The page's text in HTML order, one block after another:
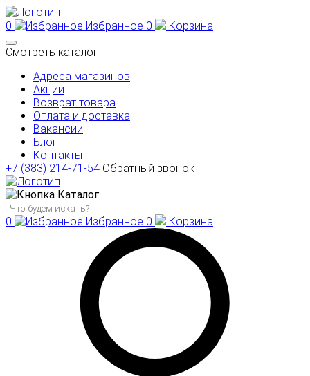
0 Избранное 0
Корзина
Смотреть каталог
Адреса магазинов
Акции
Возврат товара
Оплата и доставка
Вакансии
Блог
Контакты
+7 (383) 214-71-54 Обратный звонок
Каталог
0 Избранное 0 Корзина